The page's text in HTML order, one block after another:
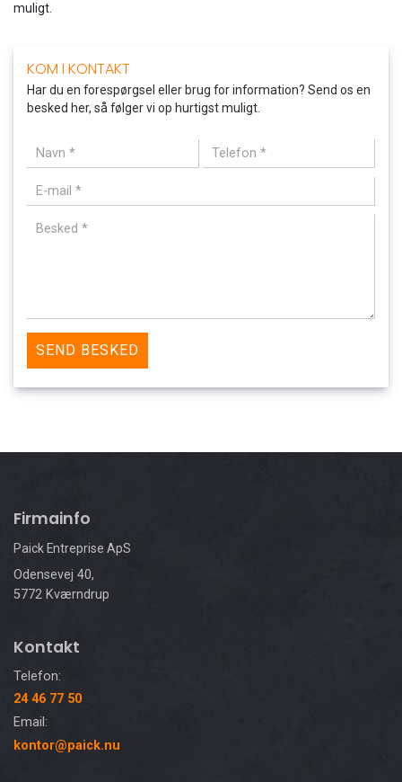
muligt.
KOM I KONTAKT
Har du en forespørgsel eller brug for information? Send os en
besked her, så følger vi op hurtigst muligt.
Firmainfo
Paick Entreprise ApS
Odensevej 40,
5772 Kværndrup
Kontakt
Telefon:
24 46 77 50
Email:
kontor@paick.nu